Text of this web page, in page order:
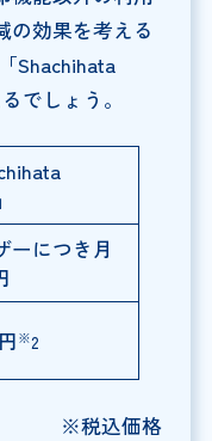
の効果を考える
Shachihata
でしょう。
ーにつき月
※2
※税込価格